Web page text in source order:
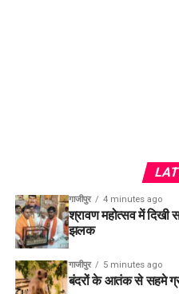
गाजीपुर 4 minutes ago
श्रावण महोत्सव में
झलक
गाजीपुर 5 minutes ago
बंदरों के आतंक से सहमे